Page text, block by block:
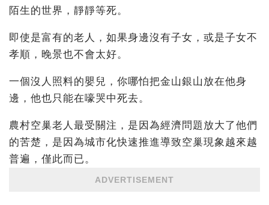
陌生的世界，靜靜等死。
即使是富有的老人，如果身邊沒有子女，或是子女不
孝順，晚景也不會太好。
一個沒人照料的嬰兒，你哪怕把金山銀山放在他身
邊，他也只能在嚎哭中死去。
農村空巢老人最受關注，是因為經濟問題放大了他們
的苦楚，是因為城市化快速推進導致空巢現象越來越
普遍，僅此而已。
ADVERTISEMENT